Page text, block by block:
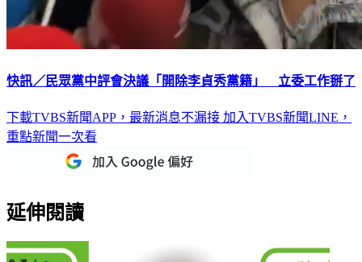
快訊／民眾黨中評會決議「開除李貞秀黨籍」 立委工作掰了
下載TVBS新聞APP，最新消息不漏接 加入TVBS新聞LINE，
重點新聞一次看
延伸閱讀